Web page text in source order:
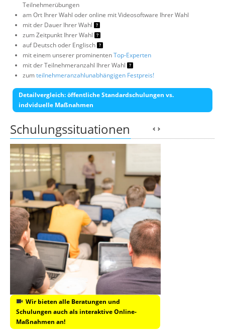
Teilnehmerübungen
am Ort Ihrer Wahl oder online mit Videosoftware Ihrer Wahl
mit der Dauer Ihrer Wahl
zum Zeitpunkt Ihrer Wahl
auf Deutsch oder Englisch
mit einem unserer prominentenTop-Experten
mit der Teilnehmeranzahl Ihrer Wahl
zumteilnehmeranzahlunabhängigen Festpreis!
Detailvergleich: öffentliche Standardschulungen vs.
indviduelle Maßnahmen
Schulungssituationen
Wir bieten alle Beratungen und
Schulungen auch als interaktive Online-
Maßnahmen an!